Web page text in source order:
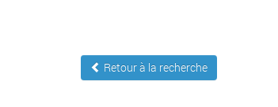
Retour à la recherche